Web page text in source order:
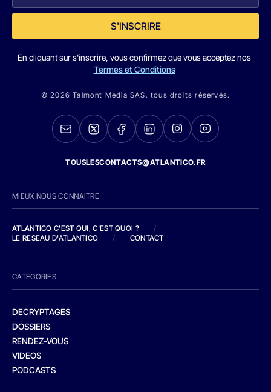
S'INSCRIRE
En cliquant sur s'inscrire, vous confirmez que vous acceptez nos
Termes et Conditions
© 2026 Talmont Media SAS. tous droits réservés.
TOUSLESCONTACTS@ATLANTICO.FR
MIEUX NOUS CONNAITRE
ATLANTICO C'EST QUI, C'EST QUOI ?
/
LE RESEAU D'ATLANTICO
/ CONTACT
CATEGORIES
DECRYPTAGES
DOSSIERS
RENDEZ-VOUS
VIDEOS
PODCASTS